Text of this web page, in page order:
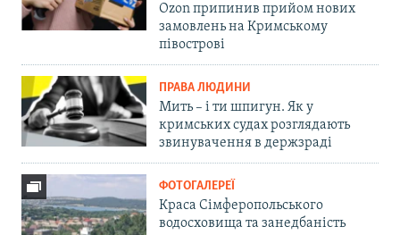
Ozon припинив прийом нових
замовлень на Кримському
півострові
ПРАВА ЛЮДИНИ
Мить – і ти шпигун. Як у
кримських судах розглядають
звинувачення в держзраді
ФОТОГАЛЕРЕЇ
Краса Сімферопольського
водосховища та занедбаність